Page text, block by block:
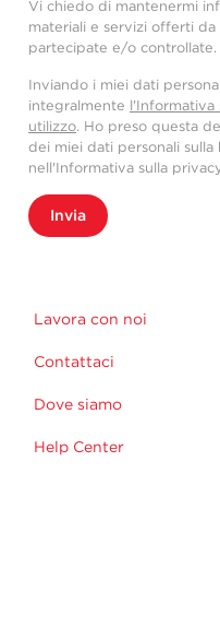
Vi chiedo di mantenermi
materiali e servizi offerti
partecipate e/o controllate.
Inviando i miei dati
integralmente l'Informativa
utilizzo. Ho preso questa
dei miei dati personali
nell'Informativa sulla
Invia
Lavora con noi
Contattaci
Dove siamo
Help Center